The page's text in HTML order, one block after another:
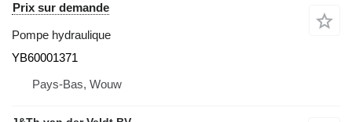
Prix sur demande
Pompe hydraulique
YB60001371
Pays-Bas, Wouw